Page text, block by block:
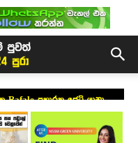
ප්‍රහාරක ජෙට් යානා